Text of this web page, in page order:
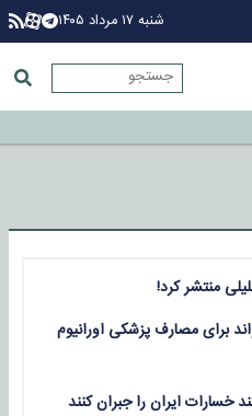
شنبه ۱۷ مرداد ۱۴۰۵
منتشر کرد!
برای مصارف پزشکی اورانیوم